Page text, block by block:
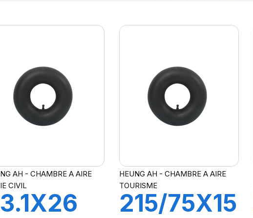
AH - CHAMBRE A AIRE
CIVIL
HEUNG AH - CHAMBRE A AIRE
TOURISME
215/75X15